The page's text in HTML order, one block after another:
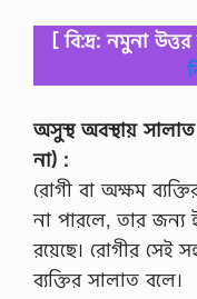
[ বি:দ্র: নমুনা
অসুস্থ অবস্থায়
না) :
রোগী বা অক্ষম
না পারলে, তার
রয়েছে। রোগীর সেই
ব্যক্তির সালাত বলে।